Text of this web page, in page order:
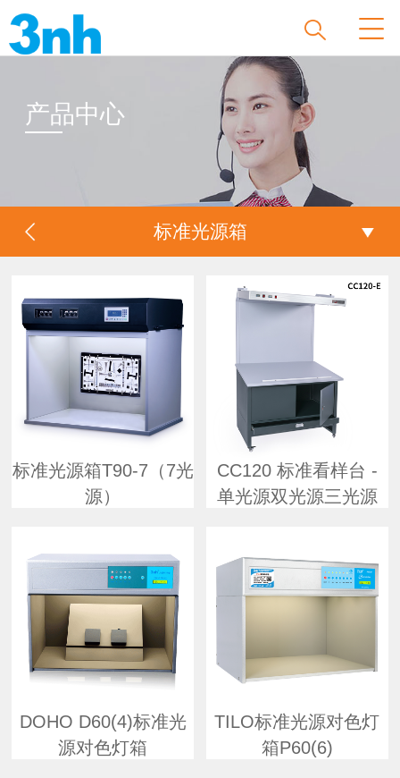
产品中心
标准光源箱
标准光源箱T90-7（7光
源）
CC120 标准看样台 -
单光源双光源三光源
DOHO D60(4)标准光
源对色灯箱
TILO标准光源对色灯
箱P60(6)